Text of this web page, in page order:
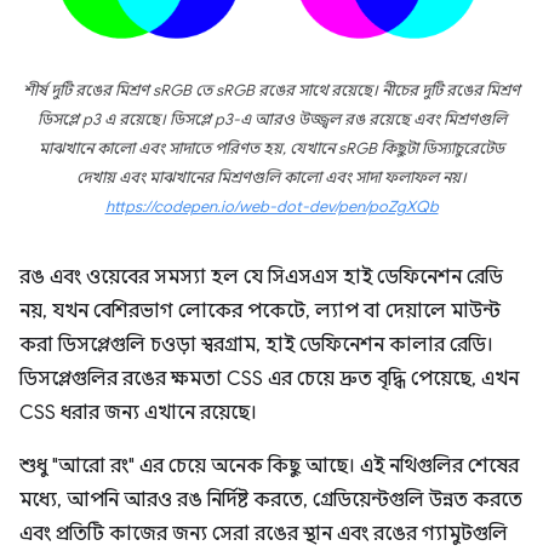
শীর্ষ দুটি রঙের মিশ্রণ sRGB তে sRGB রঙের সাথে রয়েছে। নীচের দুটি রঙের মিশ্রণ
ডিসপ্লে p3 এ রয়েছে। ডিসপ্লে p3-এ আরও উজ্জ্বল রঙ রয়েছে এবং মিশ্রণগুলি
মাঝখানে কালো এবং সাদাতে পরিণত হয়, যেখানে sRGB কিছুটা ডিস্যাচুরেটেড
দেখায় এবং মাঝখানের মিশ্রণগুলি কালো এবং সাদা ফলাফল নয়।
https://codepen.io/web-dot-dev/pen/poZgXQb
রঙ এবং ওয়েবের সমস্যা হল যে সিএসএস হাই ডেফিনেশন রেডি
নয়, যখন বেশিরভাগ লোকের পকেটে, ল্যাপ বা দেয়ালে মাউন্ট
করা ডিসপ্লেগুলি চওড়া স্বরগ্রাম, হাই ডেফিনেশন কালার রেডি।
ডিসপ্লেগুলির রঙের ক্ষমতা CSS এর চেয়ে দ্রুত বৃদ্ধি পেয়েছে, এখন
CSS ধরার জন্য এখানে রয়েছে।
শুধু "আরো রং" এর চেয়ে অনেক কিছু আছে। এই নথিগুলির শেষের
মধ্যে, আপনি আরও রঙ নির্দিষ্ট করতে, গ্রেডিয়েন্টগুলি উন্নত করতে
এবং প্রতিটি কাজের জন্য সেরা রঙের স্থান এবং রঙের গ্যামুটগুলি